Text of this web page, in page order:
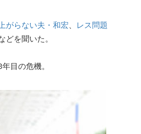
がらない夫・和宏、 レス問題
どを聞いた。
目の危機。